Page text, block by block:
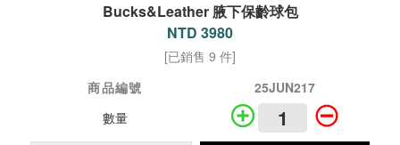
Bucks&Leather 腋下保齡球包
NTD 3980
[已銷售 9 件]
商品編號
25JUN217
數量